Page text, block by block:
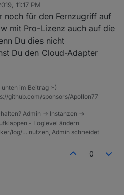
Cloud und iot. Dann kann ich ja
löschen?
2017-12-12 10:26 2020-12-12
11:17 PM
noch für den Fernzugriff auf
mit Pro-Lizenz auch auf die
Du dies nicht
Du den Cloud-Adapter
im Beitrag :-)
github.com/sponsors/Apollon77
Admin -> Instanzen ->
- Loglevel ändern
log/… nutzen, Admin schneidet
0